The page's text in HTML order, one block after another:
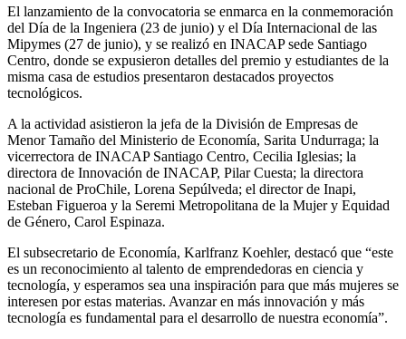
El lanzamiento de la convocatoria se enmarca en la conmemoración
del Día de la Ingeniera (23 de junio) y el Día Internacional de las
Mipymes (27 de junio), y se realizó en INACAP sede Santiago
Centro, donde se expusieron detalles del premio y estudiantes de la
misma casa de estudios presentaron destacados proyectos
tecnológicos.
A la actividad asistieron la jefa de la División de Empresas de
Menor Tamaño del Ministerio de Economía, Sarita Undurraga; la
vicerrectora de INACAP Santiago Centro, Cecilia Iglesias; la
directora de Innovación de INACAP, Pilar Cuesta; la directora
nacional de ProChile, Lorena Sepúlveda; el director de Inapi,
Esteban Figueroa y la Seremi Metropolitana de la Mujer y Equidad
de Género, Carol Espinaza.
El subsecretario de Economía, Karlfranz Koehler, destacó que “este
es un reconocimiento al talento de emprendedoras en ciencia y
tecnología, y esperamos sea una inspiración para que más mujeres se
interesen por estas materias. Avanzar en más innovación y más
tecnología es fundamental para el desarrollo de nuestra economía”.